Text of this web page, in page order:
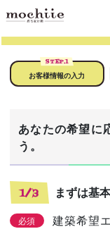
STEP.1
お客様情報の入力
あなたの希望に
う。
1/3 まずは基
必須 建築希望